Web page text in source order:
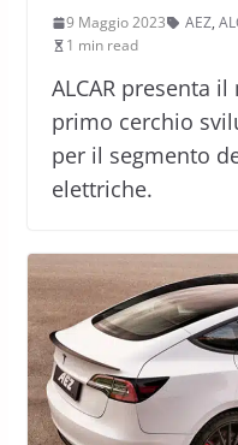
9 Maggio 2023 AEZ,
1 min read
ALCAR presenta
primo cerchio
per il segmento
elettriche.